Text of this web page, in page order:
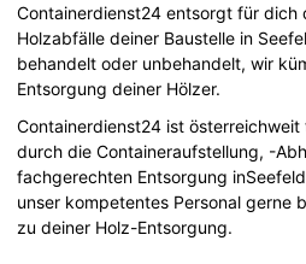
Containerdienst24 entsorgt für dich
Holzabfälle deiner Baustelle in
behandelt oder unbehandelt, wir
Entsorgung deiner Hölzer.
Containerdienst24 ist
durch die Containeraufstellung, -
fachgerechten Entsorgung
unser kompetentes Personal gerne
zu deiner Holz-Entsorgung.